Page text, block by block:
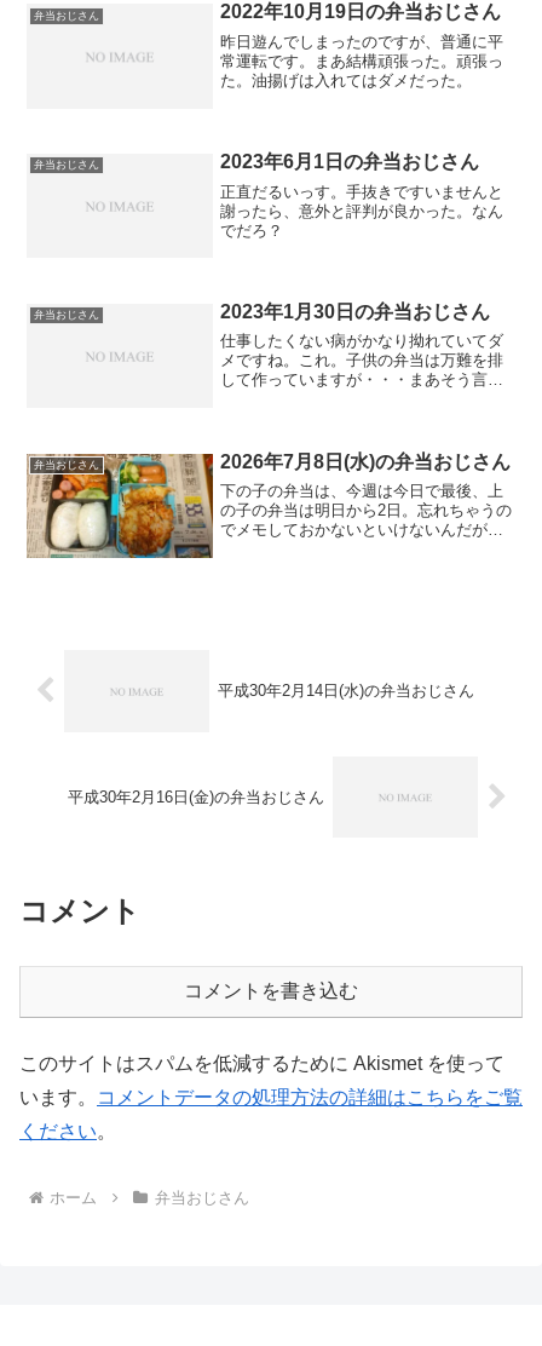
弁当おじさん 2022年10月19日の弁当おじさん
昨日遊んでしまったのですが、普通に平
常運転です。まあ結構頑張った。頑張っ
た。油揚げは入れてはダメだった。
弁当おじさん 2023年6月1日の弁当おじさん
正直だるいっす。手抜きですいませんと
謝ったら、意外と評判が良かった。なん
でだろ？
弁当おじさん 2023年1月30日の弁当おじさん
仕事したくない病がかなり拗れていてダ
メですね。これ。子供の弁当は万難を排
して作っていますが・・・まあそう言う
弁当おじさん 2026年7月8日(水)の弁当おじさん
下の子の弁当は、今週は今日で最後、上
の子の弁当は明日から2日。忘れちゃうの
でメモしておかないといけないんだが。
平成30年2月14日(水)の弁当おじさん
平成30年2月16日(金)の弁当おじさん
コメント
コメントを書き込む
このサイトはスパムを低減するために Akismet を使って
います。
コメントデータの処理方法の詳細はこちらをご覧
ください。
ホーム 弁当おじさん